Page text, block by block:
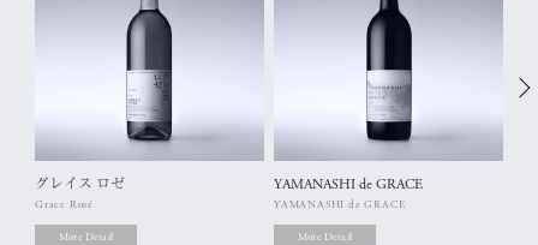
グレイス ロゼ
Grace Rosé
More Detail
YAMANASHI de GRACE
YAMANASHI de GRACE
More Detail